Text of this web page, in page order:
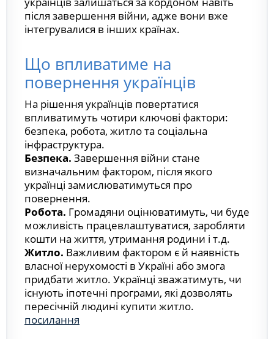
після завершення війни, адже вони вже
інтегрувалися в інших країнах.
Що впливатиме на
повернення українців
На рішення українців повертатися
впливатимуть чотири ключові фактори:
безпека, робота, житло та соціальна
інфраструктура.
Безпека. Завершення війни стане
визначальним фактором, після якого
українці замислюватимуться про
повернення.
Робота. Громадяни оцінюватимуть, чи буде
можливість працевлаштуватися, заробляти
кошти на життя, утримання родини і т.д.
Житло. Важливим фактором є й наявність
власної нерухомості в Україні або змога
придбати житло. Українці зважатимуть, чи
існують іпотечні програми, які дозволять
пересічній людині купити житло.
посилання